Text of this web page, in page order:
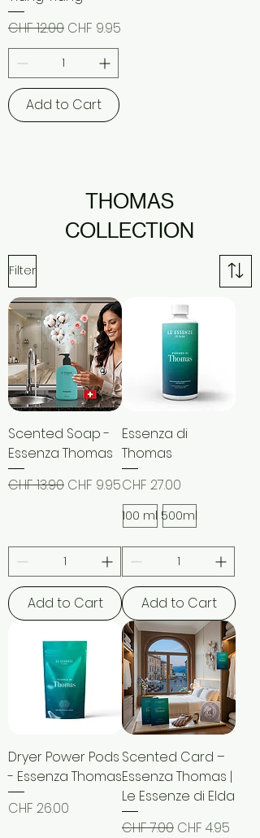
Regular Price
CHF 12.00 Sale Price
CHF 9.95
Add to Cart
THOMAS
COLLECTION
Filter
Scented Soap -
Essenza Thomas
Regular Price
CHF 13.90 Sale Price
CHF 9.95
Add to Cart
Essenza di
Thomas
Price
CHF 27.00
100 ml 500ml
Add to Cart
Dryer Power Pods
- Essenza Thomas
Price
CHF 26.00
Scented Card –
Essenza Thomas |
Le Essenze di Elda
Regular Price
CHF 7.00 Sale Price
CHF 4.95